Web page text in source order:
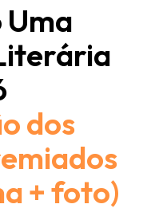
Uma
dos
+ foto)